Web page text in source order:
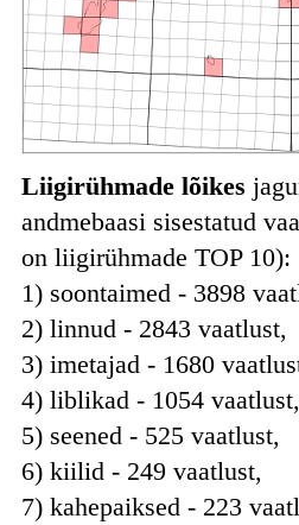
Liigirühmade lõikes
andmebaasi sisestatud
on liigirühmade TOP 10):
1) soontaimed - 3898
2) linnud - 2843 vaatlust,
3) imetajad - 1680
4) liblikad - 1054 vaatlust,
5) seened - 525 vaatlust,
6) kiilid - 249 vaatlust,
7) kahepaiksed - 223